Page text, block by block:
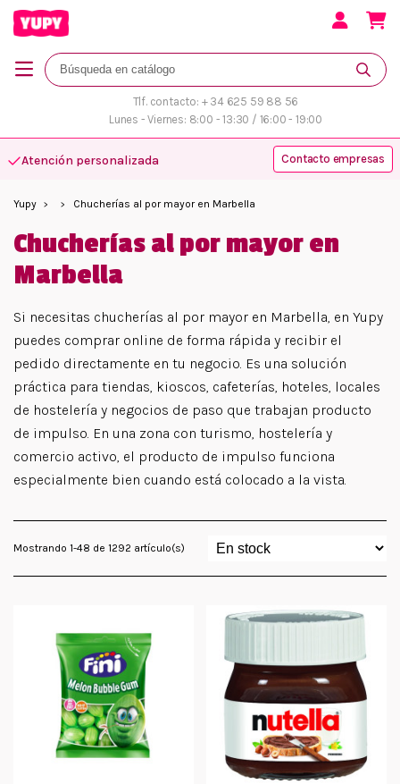
Tlf. contacto: + 34 625 59 88 56
Lunes - Viernes: 8:00 - 13:30 / 16:00 - 19:00
Atención personalizada Contacto empresas
Yupy Chucherías al por mayor en Marbella
Chucherías al por mayor en
Marbella
Si necesitas chucherías al por mayor en Marbella, en Yupy
puedes comprar online de forma rápida y recibir el
pedido directamente en tu negocio. Es una solución
práctica para tiendas, kioscos, cafeterías, hoteles, locales
de hostelería y negocios de paso que trabajan producto
de impulso. En una zona con turismo, hostelería y
comercio activo, el producto de impulso funciona
especialmente bien cuando está colocado a la vista.
Mostrando 1-48 de 1292 artículo(s)